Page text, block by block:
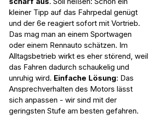
kleiner Tipp auf das Fahrpedal genügt
und der 6e reagiert sofort mit Vortrieb.
Das mag man an einem Sportwagen
oder einem Rennauto schätzen. Im
Alltagsbetrieb wirkt es eher störend, weil
das Fahren dadurch schaukelig und
unruhig wird. Einfache Lösung: Das
Ansprechverhalten des Motors lässt
sich anpassen - wir sind mit der
geringsten Stufe am besten gefahren.